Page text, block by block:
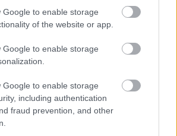
Google to enable storage
of the website or app.
Google to enable storage
Google to enable storage
including authentication
fraud prevention, and other
2,2 tiros, 2,4 regates y 2,7 pases
sumado 944 puntos desde la 16/17,
la 2019/20 en la que sumó nada
perdedores de la jornada 20